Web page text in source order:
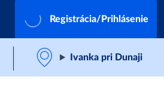
Registrácia/Prihlásenie
Ivanka pri Dunaji